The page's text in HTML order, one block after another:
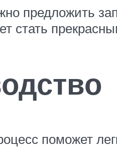
предложить
стать
поможет